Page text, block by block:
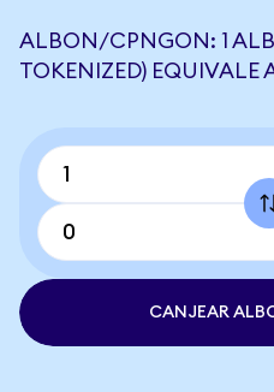
ALBON/CPNGON: 1
TOKENIZED) EQUIVALE
CANJEAR